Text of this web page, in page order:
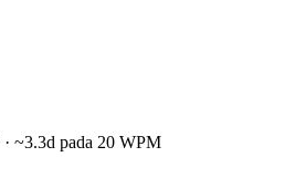
~3.3d pada 20 WPM